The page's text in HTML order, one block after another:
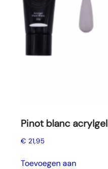
Pinot blanc acrylgel
€ 21,95
Toevoegen aan